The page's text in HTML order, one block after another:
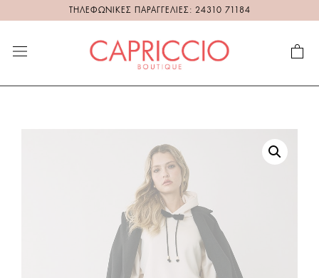
ΤΗΛΕΦΩΝΙΚΕΣ ΠΑΡΑΓΓΕΛΙΕΣ: 24310 71184